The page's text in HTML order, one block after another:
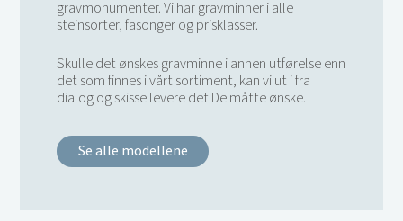
gravmonumenter. Vi har gravminner i alle
steinsorter, fasonger og prisklasser.
Skulle det ønskes gravminne i annen utførelse enn
det som finnes i vårt sortiment, kan vi ut i fra
dialog og skisse levere det De måtte ønske.
Se alle modellene